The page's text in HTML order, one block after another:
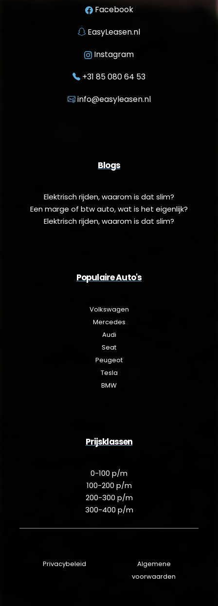
Facebook
EasyLeasen.nl
Instagram
+31 85 080 64 53
info@easyleasen.nl
Blogs
Elektrisch rijden, waarom is dat slim?
Een marge of btw auto, wat is het eigenlijk?
Elektrisch rijden, waarom is dat slim?
Populaire Auto's
Volkswagen
Mercedes
Audi
Seat
Peugeot
Tesla
BMW
Prijsklassen
0-100 p/m
100-200 p/m
200-300 p/m
300-400 p/m
Privacybeleid
Algemene
voorwaarden